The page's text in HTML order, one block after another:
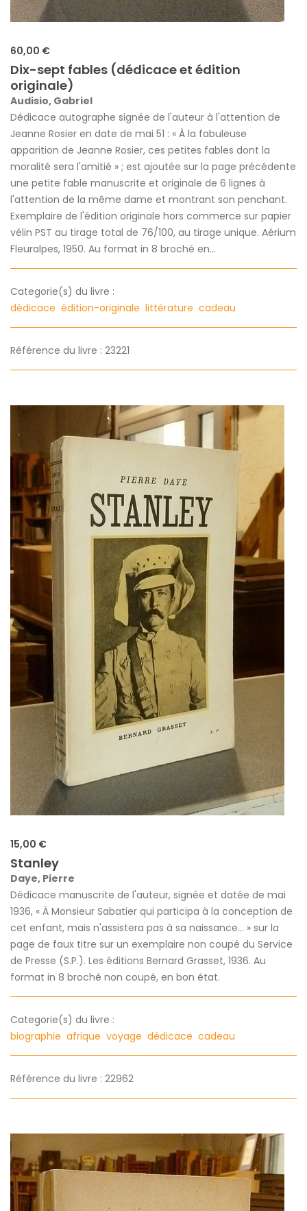
60,00 €
Dix-sept fables (dédicace et édition
originale)
Audisio, Gabriel
Dédicace autographe signée de l'auteur à l'attention de
Jeanne Rosier en date de mai 51 : « À la fabuleuse
apparition de Jeanne Rosier, ces petites fables dont la
moralité sera l'amitié » ; est ajoutée sur la page précédente
une petite fable manuscrite et originale de 6 lignes à
l'attention de la même dame et montrant son penchant.
Exemplaire de l'édition originale hors commerce sur papier
vélin PST au tirage total de 76/100, au tirage unique. Aérium
Fleuralpes, 1950. Au format in 8 broché en...
Categorie(s) du livre :
dédicace édition-originale littérature cadeau
Référence du livre : 23221
15,00 €
Stanley
Daye, Pierre
Dédicace manuscrite de l'auteur, signée et datée de mai
1936, « À Monsieur Sabatier qui participa à la conception de
cet enfant, mais n'assistera pas à sa naissance... » sur la
page de faux titre sur un exemplaire non coupé du Service
de Presse (S.P.). Les éditions Bernard Grasset, 1936. Au
format in 8 broché non coupé, en bon état.
Categorie(s) du livre :
biographie afrique voyage dédicace cadeau
Référence du livre : 22962